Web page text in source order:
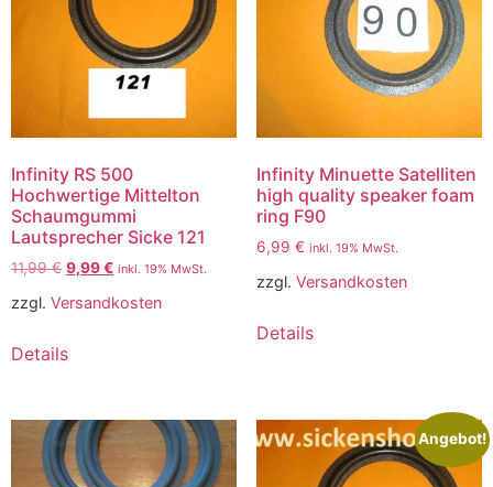
Infinity RS 500
Hochwertige Mittelton
Schaumgummi
Lautsprecher Sicke 121
11,99€ 9,99€ inkl. 19% MwSt.
zzgl. Versandkosten
Details
Infinity Minuette Satelliten
high quality speaker foam
ring F90
6,99 € inkl. 19% MwSt.
zzgl. Versandkosten
Details
Angebot!